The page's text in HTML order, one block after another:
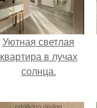
Уютная светлая
квартира в лучах
солнца.